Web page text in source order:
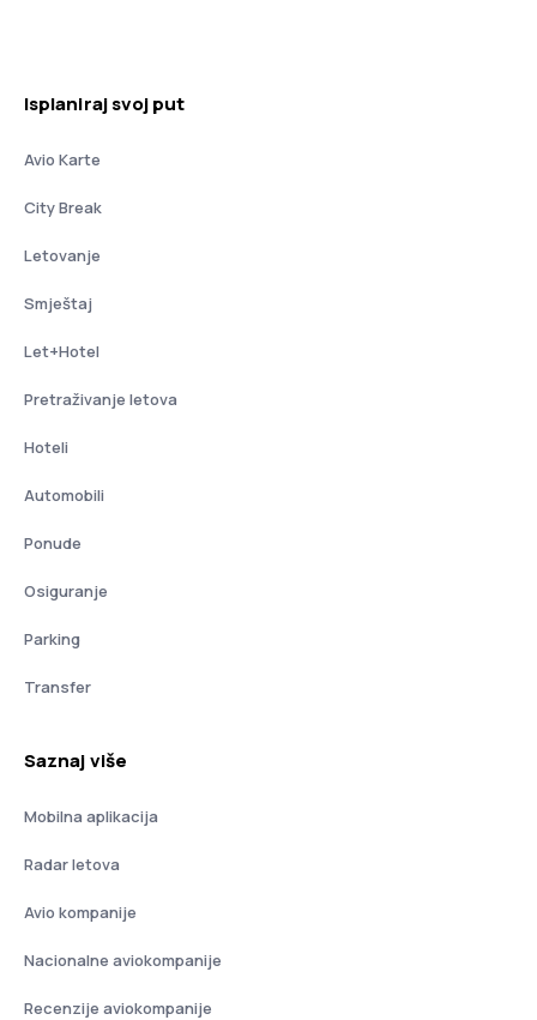
Isplaniraj svoj put
Avio Karte
City Break
Letovanje
Smještaj
Let+Hotel
Pretraživanje letova
Hoteli
Automobili
Ponude
Osiguranje
Parking
Transfer
Saznaj više
Mobilna aplikacija
Radar letova
Avio kompanije
Nacionalne aviokompanije
Recenzije aviokompanije